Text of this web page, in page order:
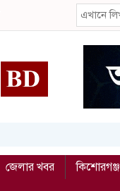
জেলার খবর কিশোরগঞ্জ